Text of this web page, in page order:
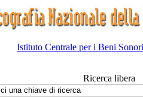
Istituto Centrale per i Beni
Ricerca libera